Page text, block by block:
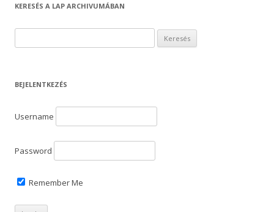
KERESÉS A LAP ARCHIVUMÁBAN
e
e
BEJELENTKEZÉS
Username
Password
Remember Me